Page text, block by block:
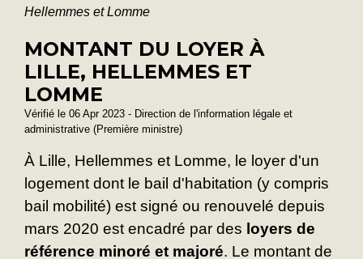
Hellemmes et Lomme
MONTANT DU LOYER À
LILLE, HELLEMMES ET
LOMME
Vérifié le 06 Apr 2023 - Direction de l'information légale et
administrative (Première ministre)
À Lille, Hellemmes et Lomme, le loyer d'un
logement dont le bail d'habitation (y compris
bail mobilité) est signé ou renouvelé depuis
mars 2020 est encadré par des loyers de
référence minoré et majoré. Le montant de